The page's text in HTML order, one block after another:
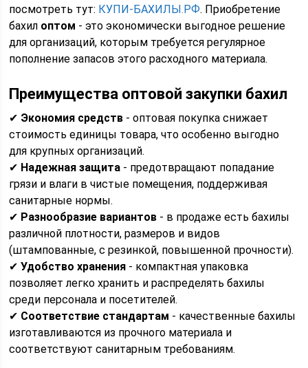
посмотреть тут: КУПИ-БАХИЛЫ.РФ. Приобретение
бахил оптом - это экономически выгодное решение
для организаций, которым требуется регулярное
пополнение запасов этого расходного материала.
Преимущества оптовой закупки бахил
✔ Экономия средств - оптовая покупка снижает
стоимость единицы товара, что особенно выгодно
для крупных организаций.
✔ Надежная защита - предотвращают попадание
грязи и влаги в чистые помещения, поддерживая
санитарные нормы.
✔ Разнообразие вариантов - в продаже есть бахилы
различной плотности, размеров и видов
(штампованные, с резинкой, повышенной прочности).
✔Удобство хранения - компактная упаковка
позволяет легко хранить и распределять бахилы
среди персонала и посетителей.
✔ Соответствие стандартам - качественные бахилы
изготавливаются из прочного материала и
соответствуют санитарным требованиям.